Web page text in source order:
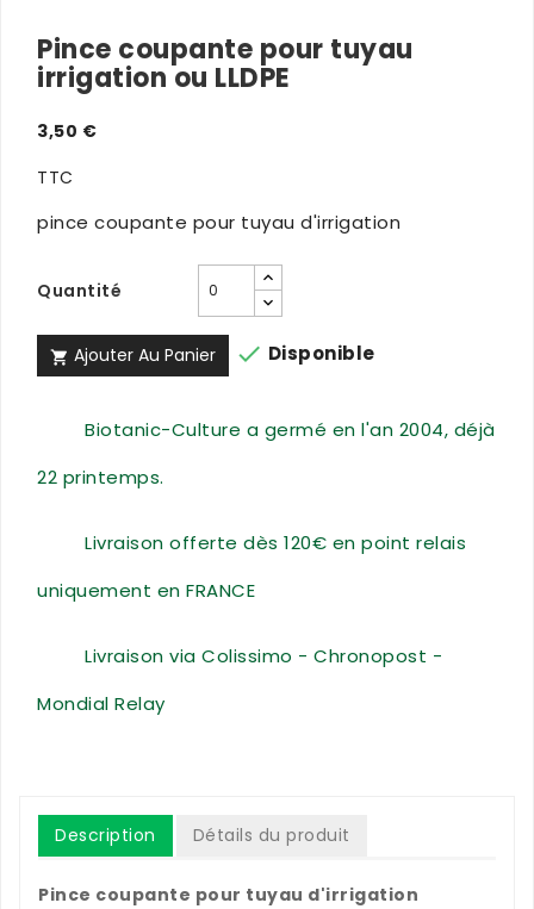
Pince coupante pour tuyau
irrigation ou LLDPE
3,50 €
TTC
pince coupante pour tuyau d'irrigation
Quantité
 Ajouter Au Panier  Disponible
Biotanic-Culture a germé en l'an 2004, déjà
22 printemps.
Livraison offerte dès 120€ en point relais
uniquement en FRANCE
Livraison via Colissimo - Chronopost -
Mondial Relay
Description Détails du produit
Pince coupante pour tuyau d'irrigation